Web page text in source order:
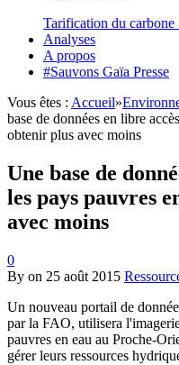
Tarification du carbone
Analyses
A propos
#Sauvons Gaïa Presse
Vous êtes : Accueil»
base de données en libre
obtenir plus avec moins
Une base de
les pays pauvres
avec moins
0
By on 25 août 2015
Un nouveau portail de
par la FAO, utilisera
pauvres en eau au Proche-
gérer leurs ressources